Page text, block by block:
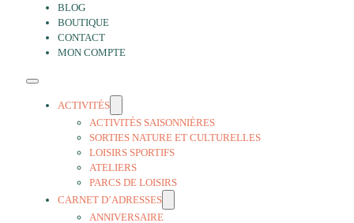
BLOG
BOUTIQUE
CONTACT
MON COMPTE
ACTIVITÉS
ACTIVITÉS SAISONNIÈRES
SORTIES NATURE ET CULTURELLES
LOISIRS SPORTIFS
ATELIERS
PARCS DE LOISIRS
CARNET D’ADRESSES
ANNIVERSAIRE